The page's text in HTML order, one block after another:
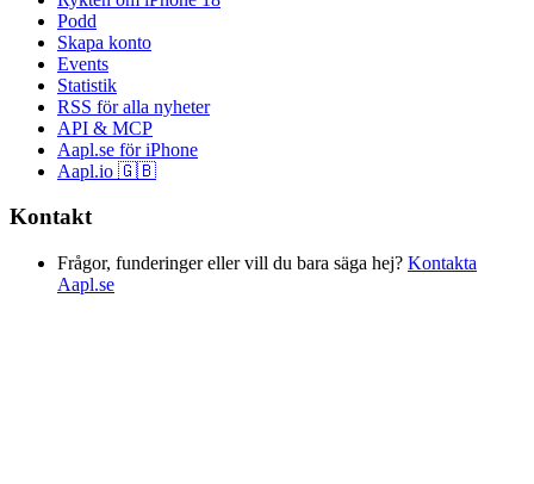
Podd
Skapa konto
Events
Statistik
RSS för alla nyheter
API & MCP
Aapl.se för iPhone
Aapl.io 🇬🇧
Kontakt
Frågor, funderinger eller vill du bara säga hej? Kontakta
Aapl.se